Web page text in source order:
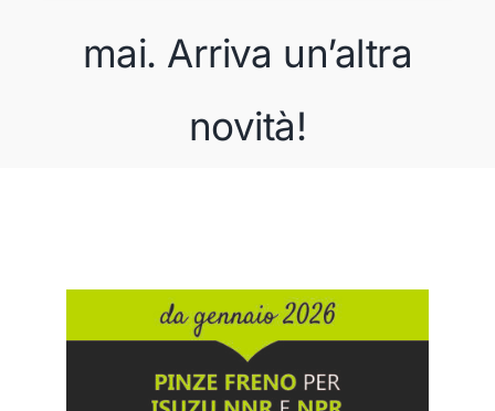
mai. Arriva un’altra
novità!